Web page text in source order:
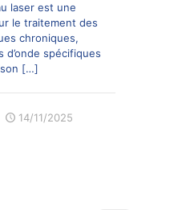
laser est une
le traitement des
chroniques,
d’onde spécifiques
[…]
14/11/2025